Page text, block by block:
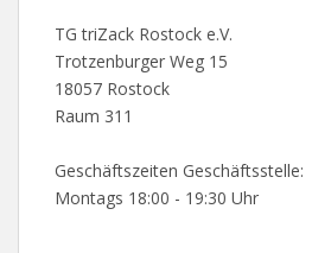
TG triZack Rostock e.V.
Trotzenburger Weg 15
18057 Rostock
Raum 311
Geschäftszeiten Geschäftsstelle:
Montags 18:00 - 19:30 Uhr